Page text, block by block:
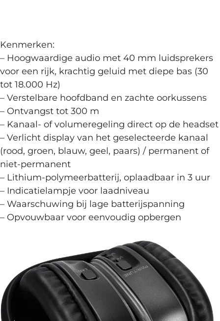
Kenmerken:
– Hoogwaardige audio met 40 mm luidsprekers
voor een rijk, krachtig geluid met diepe bas (30
tot 18.000 Hz)
– Verstelbare hoofdband en zachte oorkussens
– Ontvangst tot 300 m
– Kanaal- of volumeregeling direct op de headset
– Verlicht display van het geselecteerde kanaal
(rood, groen, blauw, geel, paars) / permanent of
niet-permanent
– Lithium-polymeerbatterij, oplaadbaar in 3 uur
– Indicatielampje voor laadniveau
– Waarschuwing bij lage batterijspanning
– Opvouwbaar voor eenvoudig opbergen